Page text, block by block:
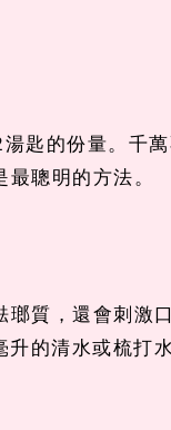
匙的份量。千
聰明的方法。
質，還會刺激
的清水或梳打